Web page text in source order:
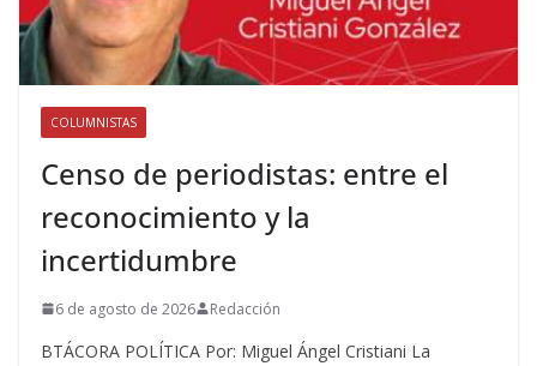
COLUMNISTAS
Censo de periodistas: entre el
reconocimiento y la
incertidumbre
6 de agosto de 2026 Redacción
BTÁCORA POLÍTICA Por: Miguel Ángel Cristiani La